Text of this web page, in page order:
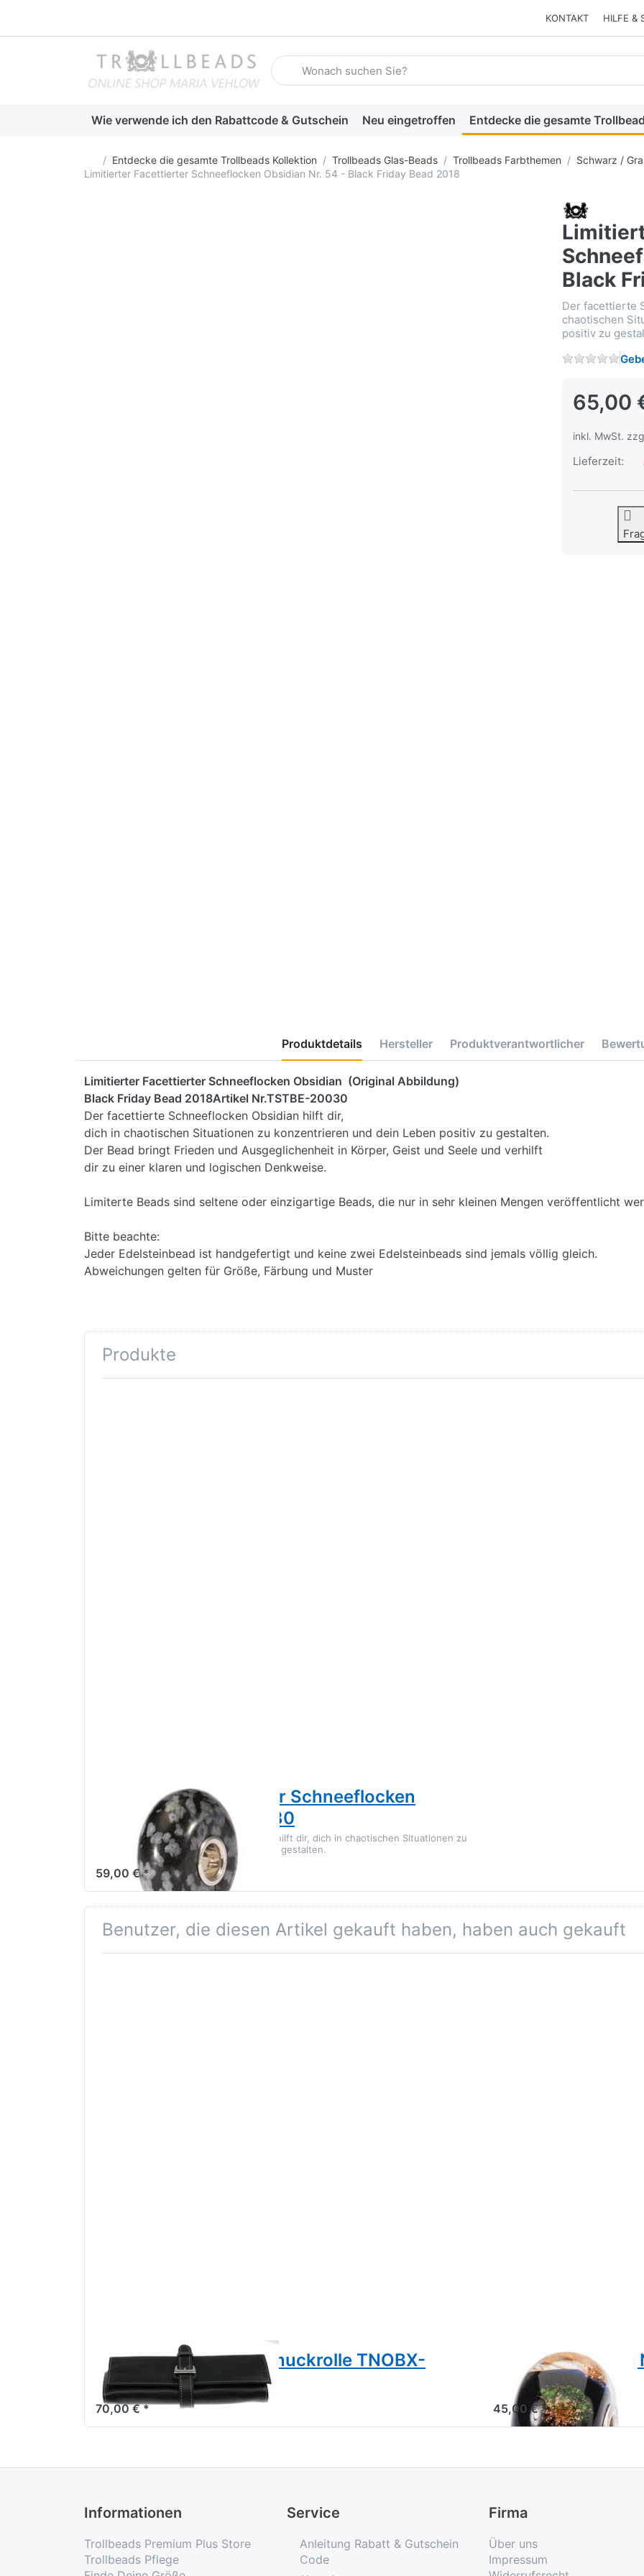
KONTAKT HILFE &
Geben Sie einen Suchbegriff ein. Während Sie tippen, erscheinen
Wie verwende ich den Rabattcode & Gutschein Neu eingetroffen Entdecke die gesamte
Startseite
Entdecke die gesamte Trollbeads Kollektion Trollbeads Glas-Beads Trollbeads Farbthemen
Schwarz /
Limitierter Facettierter Schneeflocken Obsidian Nr. 54 - Black Friday Bead 2018
Black
Der facettierte
chaotischen
positiv zu
65,00
inkl. MwSt.
Lieferzeit:
Produktdetails Hersteller Produktverantwortlicher
Limitierter Facettierter Schneeflocken Obsidian (Original Abbildung)
Black Friday Bead 2018Artikel Nr.TSTBE-20030
Der facettierte Schneeflocken Obsidian hilft dir,
dich in chaotischen Situationen zu konzentrieren und dein Leben positiv zu gestalten.
Der Bead bringt Frieden und Ausgeglichenheit in Körper, Geist und Seele und verhilft
dir zu einer klaren und logischen Denkweise.
Limiterte Beads sind seltene oder einzigartige Beads, die nur in sehr kleinen Mengen veröffentlicht
Bitte beachte:
Jeder Edelsteinbead ist handgefertigt und keine zwei Edelsteinbeads sind jemals völlig gleich.
Abweichungen gelten für Größe, Färbung und Muster
Produkte
Limitierter Facettierter Schneeflocken
Obsidian TSTBE-20030
Der facettierte Schneeflocken Obsidian hilft dir, dich in chaotischen Situationen zu
konzentrieren und dein Leben positiv zu gestalten.
59,00 € *
Benutzer, die diesen Artikel gekauft haben, haben auch gekauft
Trollbeads Reise Schmuckrolle TNOBX-
000020
70,00 € *
Trolbeads
limitiert
45,00 € *
Informationen
Trollbeads Premium Plus Store
Trollbeads Pflege
Service
Anleitung Rabatt & Gutschein
Code
Firma
Über uns
Impressum